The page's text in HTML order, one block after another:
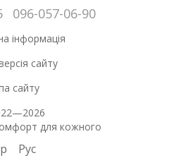
096-057-06-90
інформація
сайту
сайту
для кожного
Рус